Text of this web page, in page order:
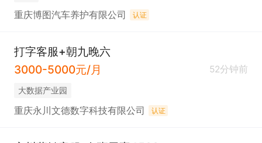
重庆博图汽车养护有限公司 认证
打字客服+朝九晚六
3000-5000元/月
52分钟前
大数据产业园
重庆永川文德数字科技有限公司 认证